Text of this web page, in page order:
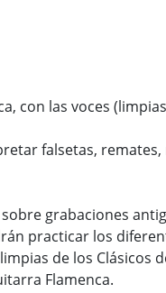
con las voces
falsetas,
grabaciones
practicar los
de los Clásicos
Flamenca.